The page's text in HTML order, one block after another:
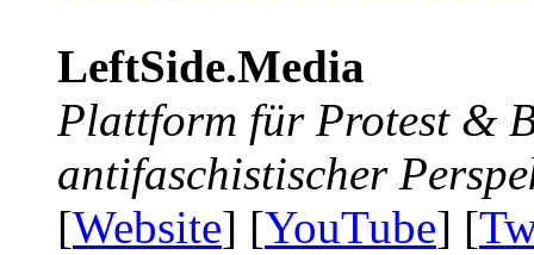
LeftSide.Media
Plattform für Protest &
antifaschistischer
[Website] [YouTube] [